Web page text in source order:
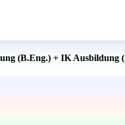
(B.Eng.) + IK Ausbildung